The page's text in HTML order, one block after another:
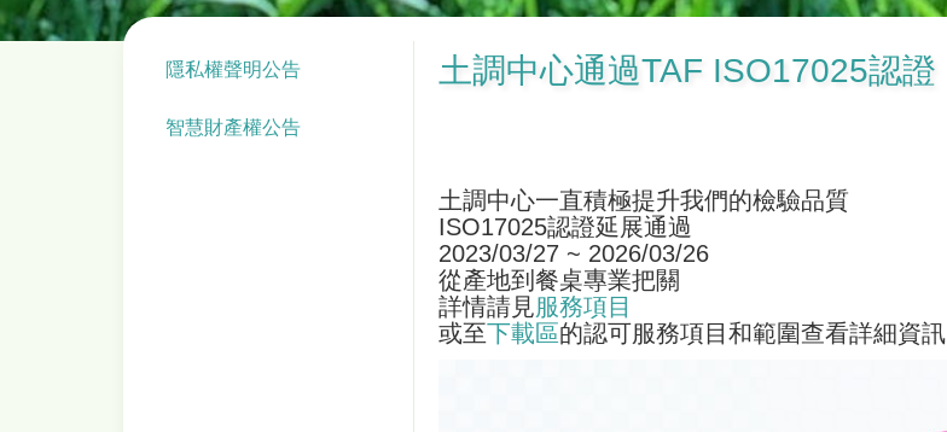
土調中心通過TAF ISO17025認證
土調中心一直積極提升我們的檢驗品質
ISO17025認證延展通過
2023/03/27 ~ 2026/03/26
從產地到餐桌專業把關
詳情請見服務項目
或至下載區的認可服務項目和範圍查看詳細資訊
隱私權聲明公告
智慧財產權公告